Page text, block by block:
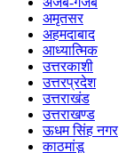
अमृतसर
अहमदाबाद
आध्यात्मिक
उत्तरकाशी
उत्तरप्रदेश
उत्तराखंड
उत्तराखण्ड
ऊधम सिंह नगर
काठमांडू